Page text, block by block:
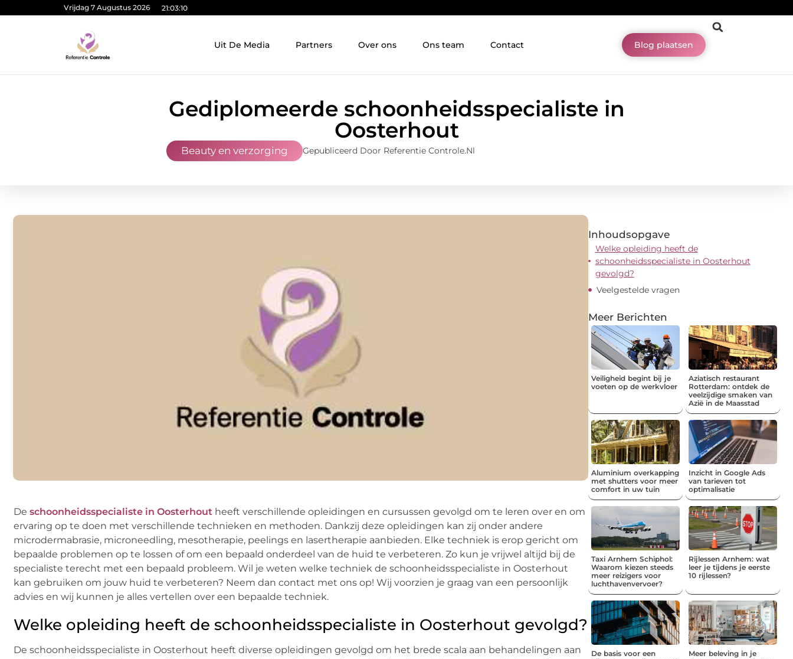
Vrijdag 7 Augustus 2026 21:03:11
Uit De Media Partners Over ons Ons team Contact Blog plaatsen
Gediplomeerde schoonheidsspecialiste in
Oosterhout
Beauty en verzorging Gepubliceerd Door Referentie Controle.nl
De schoonheidsspecialiste in Oosterhout heeft verschillende opleidingen en cursussen gevolgd om te leren over en om
ervaring op te doen met verschillende technieken en methoden. Dankzij deze opleidingen kan zij onder andere
microdermabrasie, microneedling, mesotherapie, peelings en lasertherapie aanbieden. Elke techniek is erop gericht om
bepaalde problemen op te lossen of om een bepaald onderdeel van de huid te verbeteren. Zo kun je vrijwel altijd bij de
specialiste terecht met een bepaald probleem. Wil je weten welke techniek de schoonheidsspecialiste in Oosterhout
kan gebruiken om jouw huid te verbeteren? Neem dan contact met ons op! Wij voorzien je graag van een persoonlijk
advies en wij kunnen je alles vertellen over een bepaalde techniek.
Welke opleiding heeft de schoonheidsspecialiste in Oosterhout gevolgd?
De schoonheidsspecialiste in Oosterhout heeft diverse opleidingen gevolgd om het brede scala aan behandelingen aan
Inhoudsopgave
Welke opleiding heeft de
schoonheidsspecialiste in Oosterhout
gevolgd?
Veelgestelde vragen
Meer Berichten
Veiligheid begint bij je
voeten op de werkvloer
Aziatisch restaurant
Rotterdam: ontdek de
veelzijdige smaken van
Azië in de Maasstad
Aluminium overkapping
met shutters voor meer
comfort in uw tuin
Inzicht in Google Ads
van tarieven tot
optimalisatie
Taxi Arnhem Schiphol:
Waarom kiezen steeds
meer reizigers voor
luchthavenvervoer?
Rijlessen Arnhem: wat
leer je tijdens je eerste
10 rijlessen?
De basis voor een
Meer beleving in je